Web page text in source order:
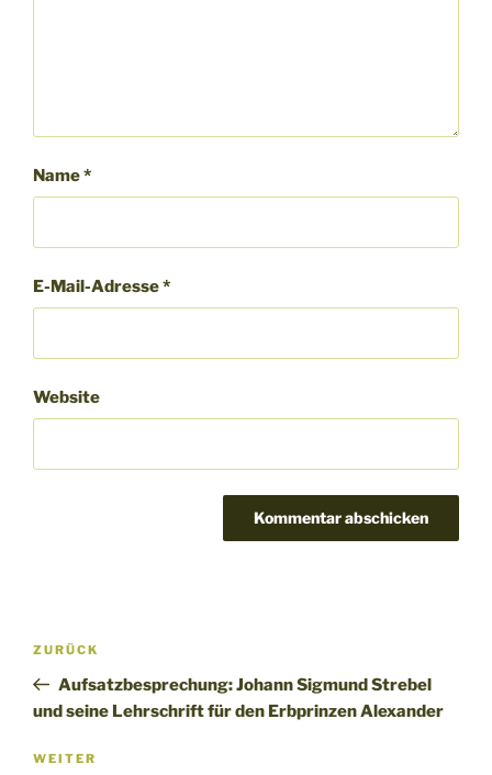
Name*
E-Mail-Adresse*
Website
Beitragsnavigation
Vorheriger
Beitrag
ZURÜCK
Aufsatzbesprechung: Johann Sigmund Strebel
und seine Lehrschrift für den Erbprinzen Alexander
Nächster
WEITER